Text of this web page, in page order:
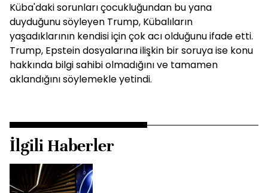
Küba'daki sorunları çocukluğundan bu yana
duyduğunu söyleyen Trump, Kübalıların
yaşadıklarının kendisi için çok acı olduğunu ifade etti.
Trump, Epstein dosyalarına ilişkin bir soruya ise konu
hakkında bilgi sahibi olmadığını ve tamamen
aklandığını söylemekle yetindi.
İlgili Haberler